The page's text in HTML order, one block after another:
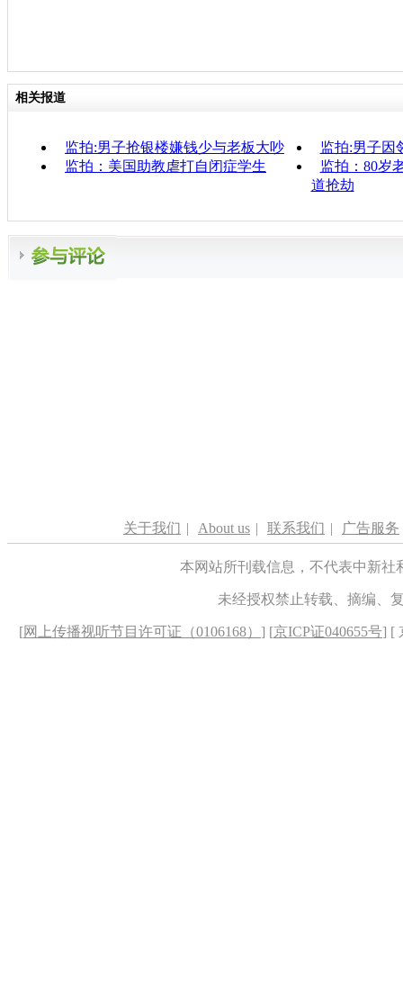
相关报道
监拍:男子抢银楼嫌钱少与老板大吵
监拍:男子因
监拍：美国助教虐打自闭症学生
监拍：80岁
道抢劫
关于我们 | About us | 联系我们 | 广告服务
本网站所刊载信息，不代表中新
未经授权禁止转载、摘编、
[网上传播视听节目许可证（0106168） ] [京ICP证040655号] [